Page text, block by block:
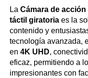
La Cámara de
táctil giratoria es la
contenido y
tecnología avanzada,
en 4K UHD,
eficaz, permitiendo a
impresionantes con